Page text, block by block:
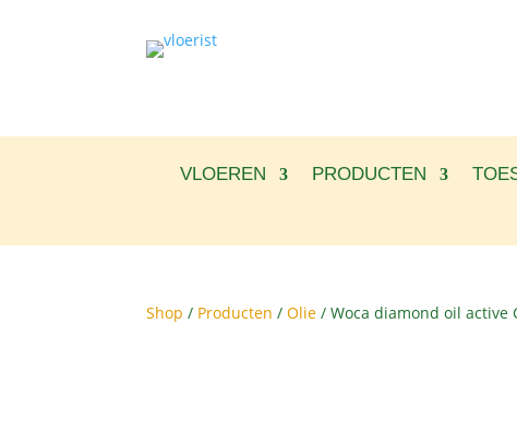
VLOEREN PRODUCTEN
Shop / Producten /Olie / Woca diamond oil active